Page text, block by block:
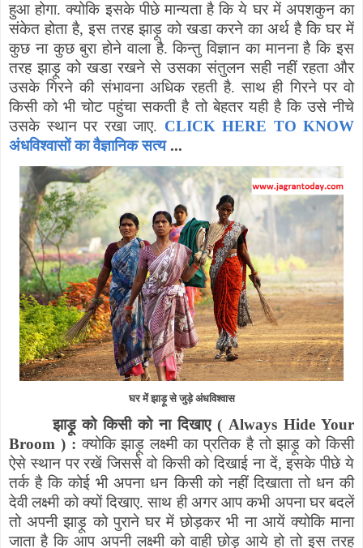
हुआ होगा. क्योकि इसके पीछे मान्यता है कि ये घर में अपशकुन का
संकेत होता है,इस तरह झाड़ू को खडा करने का अर्थ है कि घर में
कुछ ना कुछ बुरा होने वाला है. किन्तु विज्ञान का मानना है कि इस
तरह झाड़ू को खडा रखने से उसका संतुलन सही नहीं रहता और
उसके गिरने की संभावना अधिक रहती है. साथ ही गिरने पर वो
किसी को भी चोट पहुंचा सकती है तो बेहतर यही है कि उसे नीचे
उसके स्थान पर रखा जाए. CLICK HERE TO KNOW
अंधविश्वासों का वैज्ञानिक सत्य...
घर में झाड़ू से जुड़े अंधविश्वास
झाड़ू को किसी को ना दिखाए ( Always Hide Your
Broom ) : क्योकि झाड़ू लक्ष्मी का प्रतिक है तो झाड़ू को किसी
ऐसे स्थान पर रखें जिससे वो किसी को दिखाई ना दें,इसके पीछे ये
तर्क है कि कोई भी अपना धन किसी को नहीं दिखाता तो धन की
देवी लक्ष्मी को क्यों दिखाए. साथ ही अगर आप कभी अपना घर बदलें
तो अपनी झाड़ू को पुराने घर में छोड़कर भी ना आयें क्योकि माना
जाता है कि आप अपनी लक्ष्मी को वाही छोड़ आये हो तो इस तरह